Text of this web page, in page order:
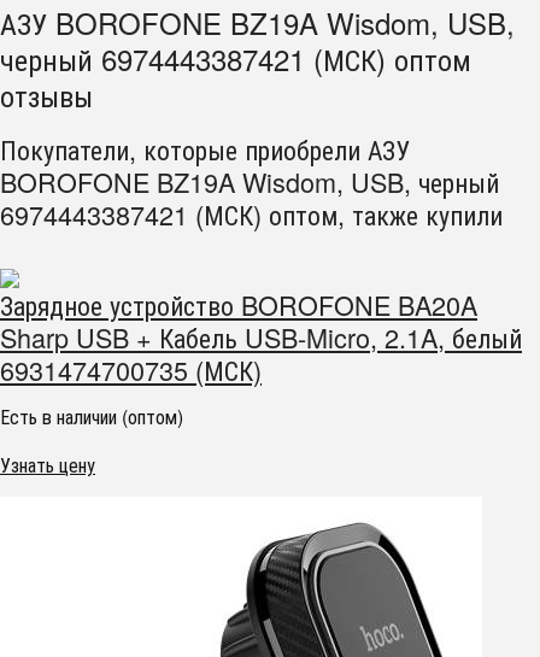
АЗУ BOROFONE BZ19A Wisdom, USB,
черный 6974443387421 (МСК) оптом
отзывы
Покупатели, которые приобрели АЗУ
BOROFONE BZ19A Wisdom, USB, черный
6974443387421 (МСК) оптом, также купили
Зарядное устройство BOROFONE BA20A
Sharp USB + Кабель USB-Micro, 2.1A, белый
6931474700735 (МСК)
Есть в наличии (оптом)
Узнать цену